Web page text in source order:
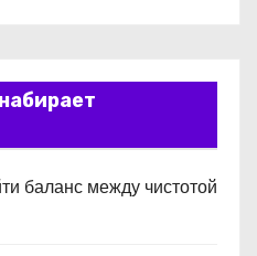
баланс между чистотой